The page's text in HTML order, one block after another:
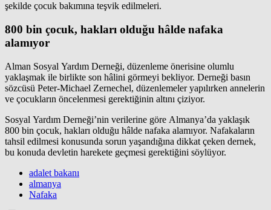
şekilde çocuk bakımına teşvik edilmeleri.
800 bin çocuk, hakları olduğu hâlde nafaka
alamıyor
Alman Sosyal Yardım Derneği, düzenleme önerisine olumlu
yaklaşmak ile birlikte son hâlini görmeyi bekliyor. Derneği basın
sözcüsü Peter-Michael Zernechel, düzenlemeler yapılırken annelerin
ve çocukların öncelenmesi gerektiğinin altını çiziyor.
Sosyal Yardım Derneği’nin verilerine göre Almanya’da yaklaşık
800 bin çocuk, hakları olduğu hâlde nafaka alamıyor. Nafakaların
tahsil edilmesi konusunda sorun yaşandığına dikkat çeken dernek,
bu konuda devletin harekete geçmesi gerektiğini söylüyor.
adalet bakanı
almanya
Nafaka